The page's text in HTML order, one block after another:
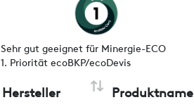
Sehr gut geeignet für Minergie-ECO
1. Priorität ecoBKP/ecoDevis
Hersteller Produktname